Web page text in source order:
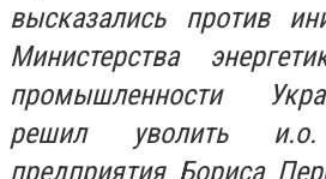
высказались против
Министерства
промышленности
решил уволить и.о.
предприятия Бориса